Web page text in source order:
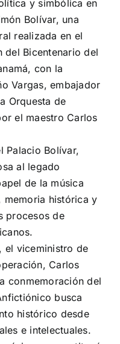
y simbólica en
Bolívar, una
realizada en el
del Bicentenario del
con la
Vargas, embajador
Orquesta de
el maestro Carlos
Palacio Bolívar,
al legado
de la música
histórica y
procesos de
el viceministro de
Carlos
conmemoración del
busca
histórico desde
e intelectuales.